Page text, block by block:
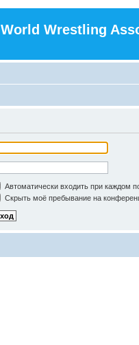
World Wrestling
Автоматически входить при каждом
Скрыть моё пребывание на